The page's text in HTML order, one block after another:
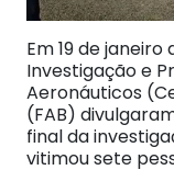
Em 19 de
Investigação e
Aeronáuticos
(FAB)
final da
vitimou sete